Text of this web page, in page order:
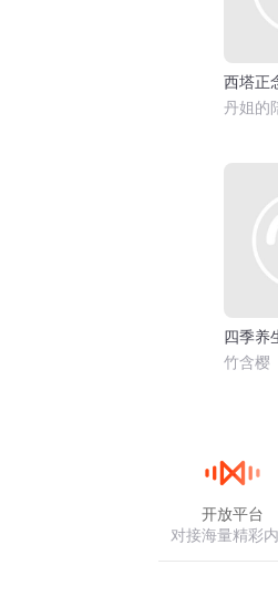
西塔正
丹姐的
四季养
竹含樱
开放平台
对接海量精彩